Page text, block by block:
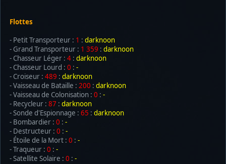
Flottes
- Petit Transporteur : 1 : darknoon
- Grand Transporteur : 1 359 : darknoon
- Chasseur Léger : 4 : darknoon
- Chasseur Lourd : 0 : -
- Croiseur : 489 : darknoon
- Vaisseau de Bataille : 200 : darknoon
- Vaisseau de Colonisation : 0 : -
- Recycleur : 87 : darknoon
- Sonde d'Espionnage : 65 : darknoon
- Bombardier : 0 : -
- Destructeur : 0 : -
- Étoile de la Mort : 0 : -
- Traqueur : 0 : -
- Satellite Solaire : 0 : -